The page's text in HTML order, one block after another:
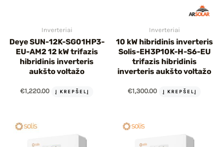
Inverteriai
Deye SUN-12K-SG01HP3-
EU-AM2 12 kW trifazis
hibridinis inverteris
aukšto voltažo
€1,220.00 Į KREPŠELĮ
Inverteriai
10 kW hibridinis inverteris
Solis-EH3P10K-H-S6-EU
trifazis hibridinis
inverteris aukšto voltažo
€1,300.00 Į KREPŠELĮ